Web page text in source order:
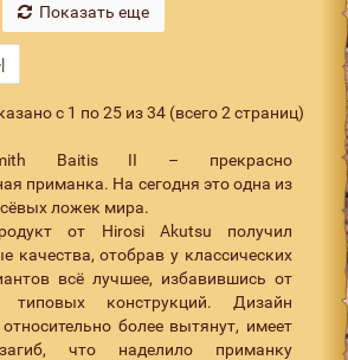
Показать еще
с 1 по 25 из 34 (всего 2 страниц)
Baitis II – прекрасно
приманка. На сегодня это одна из
ложек мира.
от Hirosi Akutsu получил
качества, отобрав у классических
всё лучшее, избавившись от
типовых конструкций. Дизайн
более вытянут, имеет
что наделило приманку